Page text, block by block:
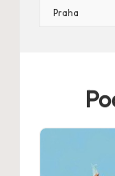
Praha